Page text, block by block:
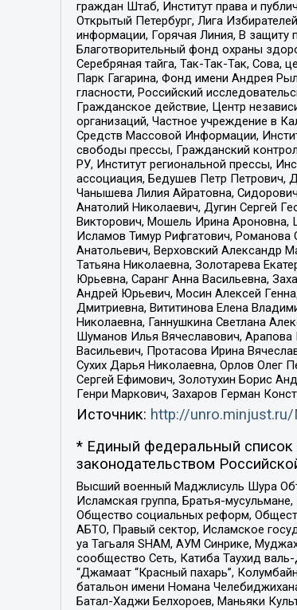
граждан Штаб, Институт права и
Открытый Петербург, Лига
информации, Горячая Линия, В защиту
Благотворительный фонд охраны
Серебряная тайга, Так-Так-Так, Сова,
Парк Гагарина, Фонд имени Андрея
гласности, Российский
Гражданское действие, Центр
организаций, Частное учреждение в
Средств Массовой Информации,
свободы прессы, Гражданский
РУ, Институт региональной прессы,
ассоциация, Бедушев Петр Петрович,
Чанышева Лилия Айратовна,
Анатолий Николаевич, Дугин Сергей
Викторович, Мошель Ирина Ароновна,
Исламов Тимур Рифгатович, Романова
Анатольевич, Верховский Александр
Татьяна Николаевна, Золотарева
Юрьевна, Саранг Анна Васильевна,
Андрей Юрьевич, Мосин Алексей
Дмитриевна, Вититинова Елена
Николаевна, Ганнушкина Светлана
Шуманов Илья Вячеславович,
Васильевич, Протасова Ирина
Сухих Дарья Николаевна, Орлов Олег
Сергей Ефимович, Золотухин Борис
Генри Маркович, Захаров Герман
Источник: http://unro.minjust.ru/
* Единый федеральный список
законодательством
Высший военный Маджлисуль Шура
Исламская группа, Братья-
Общество социальных реформ,
АБТО, Правый сектор, Исламское
уа Тагьаля SHAM, АУМ Синрике,
сообщество Сеть, Катиба Таухид
“Джамаат “Красный пахарь”,
батальон имени Номана
Батал-Хаджи Белхороев, Маньяки